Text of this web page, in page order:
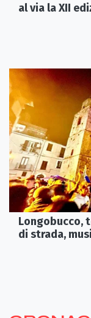
al via la XII
Longobucco,
di strada,